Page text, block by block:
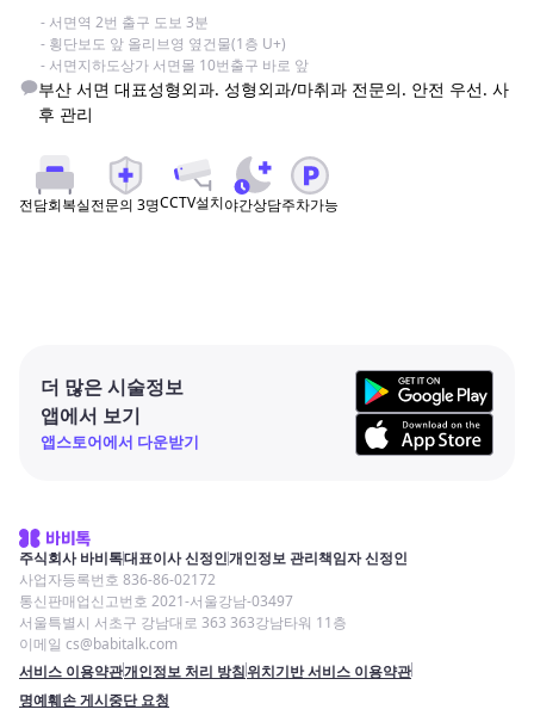
- 서면역 2번 출구 도보 3분
- 횡단보도 앞 올리브영 옆건물(1층 U+)
- 서면지하도상가 서면몰 10번출구 바로 앞
부산 서면 대표성형외과. 성형외과/마취과 전문의. 안전 우선. 사
후 관리
전담회복실전문의 3명CCTV설치야간상담주차가능
더 많은 시술정보
앱에서 보기
앱스토어에서 다운받기
주식회사 바비톡대표이사 신정인개인정보 관리책임자 신정인
사업자등록번호 836-86-02172
통신판매업신고번호 2021-서울강남-03497
서울특별시 서초구 강남대로 363 363강남타워 11층
이메일 cs@babitalk.com
서비스 이용약관개인정보 처리 방침위치기반 서비스 이용약관
명예훼손 게시중단 요청